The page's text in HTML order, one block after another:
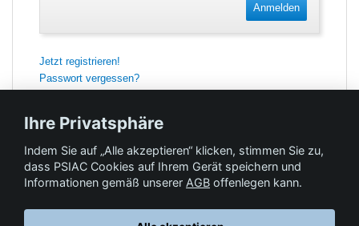
Anmelden
Jetzt registrieren!
Passwort vergessen?
Feedback
Ihre Privatsphäre
Indem Sie auf „Alle akzeptieren“ klicken, stimmen Sie zu,
dass PSIAC Cookies auf Ihrem Gerät speichern und
Informationen gemäß unserer AGB offenlegen kann.